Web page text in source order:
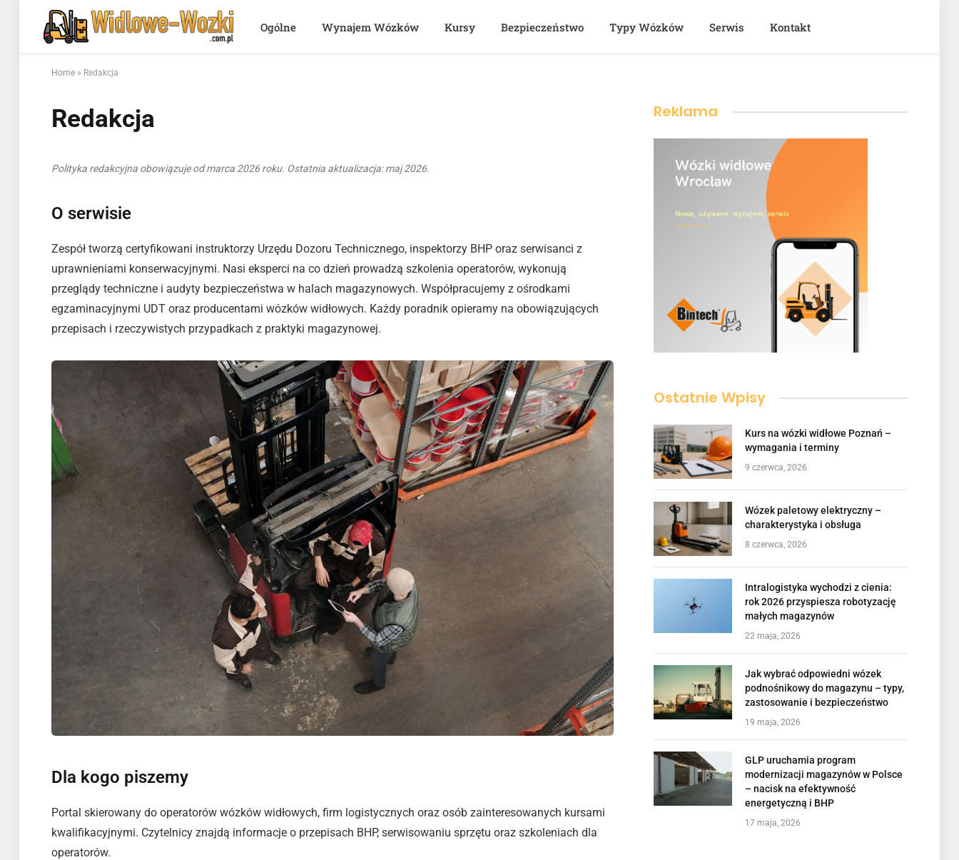
Ogólne Wynajem Wózków Kursy Bezpieczeństwo Typy Wózków Serwis Kontakt
Home » Redakcja
Redakcja
Polityka redakcyjna obowiązuje od marca 2026 roku. Ostatnia aktualizacja: maj 2026.
O serwisie
Zespół tworzą certyfikowani instruktorzy Urzędu Dozoru Technicznego, inspektorzy BHP oraz serwisanci z
uprawnieniami konserwacyjnymi. Nasi eksperci na co dzień prowadzą szkolenia operatorów, wykonują
przeglądy techniczne i audyty bezpieczeństwa w halach magazynowych. Współpracujemy z ośrodkami
egzaminacyjnymi UDT oraz producentami wózków widłowych. Każdy poradnik opieramy na obowiązujących
przepisach i rzeczywistych przypadkach z praktyki magazynowej.
Dla kogo piszemy
Portal skierowany do operatorów wózków widłowych, firm logistycznych oraz osób zainteresowanych kursami
kwalifikacyjnymi. Czytelnicy znajdą informacje o przepisach BHP, serwisowaniu sprzętu oraz szkoleniach dla
operatorów.
Reklama
Ostatnie Wpisy
Kurs na wózki widłowe Poznań –
wymagania i terminy
9 czerwca, 2026
Wózek paletowy elektryczny –
charakterystyka i obsługa
8 czerwca, 2026
Intralogistyka wychodzi z cienia:
rok 2026 przyspiesza robotyzację
małych magazynów
22 maja, 2026
Jak wybrać odpowiedni wózek
podnośnikowy do magazynu – typy,
zastosowanie i bezpieczeństwo
19 maja, 2026
GLP uruchamia program
modernizacji magazynów w Polsce
– nacisk na efektywność
energetyczną i BHP
17 maja, 2026